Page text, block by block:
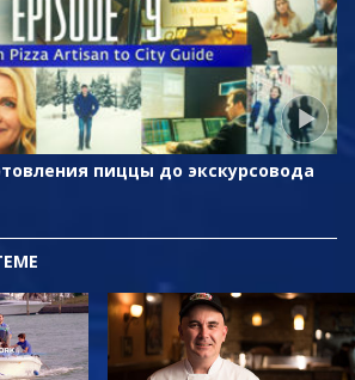
пиццы до экскурсовода